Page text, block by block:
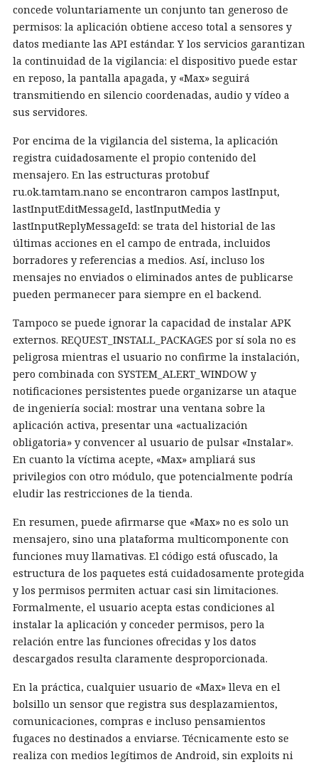
concede voluntariamente un conjunto tan generoso de
permisos: la aplicación obtiene acceso total a sensores y
datos mediante las API estándar. Y los servicios garantizan
la continuidad de la vigilancia: el dispositivo puede estar
en reposo, la pantalla apagada, y «Max» seguirá
transmitiendo en silencio coordenadas, audio y vídeo a
sus servidores.
Por encima de la vigilancia del sistema, la aplicación
registra cuidadosamente el propio contenido del
mensajero. En las estructuras protobuf
ru.ok.tamtam.nano se encontraron campos lastInput,
lastInputEditMessageId, lastInputMedia y
lastInputReplyMessageId: se trata del historial de las
últimas acciones en el campo de entrada, incluidos
borradores y referencias a medios. Así, incluso los
mensajes no enviados o eliminados antes de publicarse
pueden permanecer para siempre en el backend.
Tampoco se puede ignorar la capacidad de instalar APK
externos. REQUEST_INSTALL_PACKAGES por sí sola no es
peligrosa mientras el usuario no confirme la instalación,
pero combinada con SYSTEM_ALERT_WINDOW y
notificaciones persistentes puede organizarse un ataque
de ingeniería social: mostrar una ventana sobre la
aplicación activa, presentar una «actualización
obligatoria» y convencer al usuario de pulsar «Instalar».
En cuanto la víctima acepte, «Max» ampliará sus
privilegios con otro módulo, que potencialmente podría
eludir las restricciones de la tienda.
En resumen, puede afirmarse que «Max» no es solo un
mensajero, sino una plataforma multicomponente con
funciones muy llamativas. El código está ofuscado, la
estructura de los paquetes está cuidadosamente protegida
y los permisos permiten actuar casi sin limitaciones.
Formalmente, el usuario acepta estas condiciones al
instalar la aplicación y conceder permisos, pero la
relación entre las funciones ofrecidas y los datos
descargados resulta claramente desproporcionada.
En la práctica, cualquier usuario de «Max» lleva en el
bolsillo un sensor que registra sus desplazamientos,
comunicaciones, compras e incluso pensamientos
fugaces no destinados a enviarse. Técnicamente esto se
realiza con medios legítimos de Android, sin exploits ni